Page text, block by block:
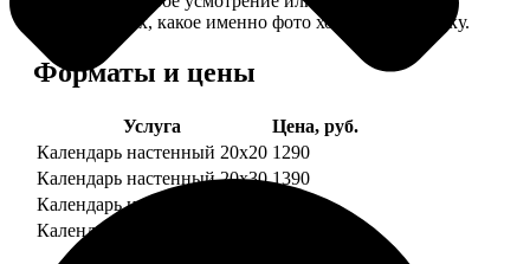
комментариях, какое именно фото хотите на обложку.
Форматы и цены
Услуга
Цена, руб.
Календарь настенный 20х20 1290
Календарь настенный 20х30 1390
Календарь настенный 30х30
Календарь настенный 30х40